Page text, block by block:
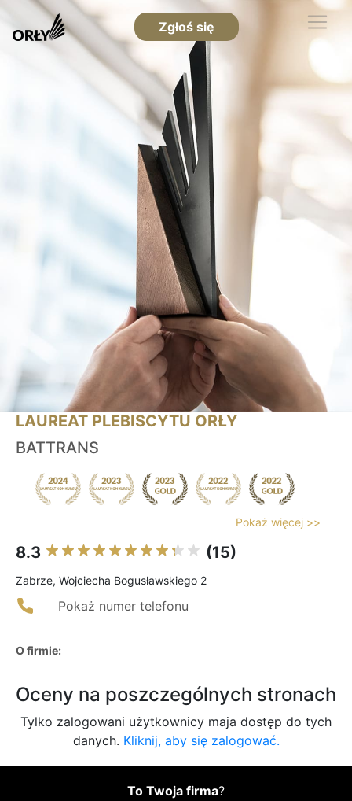
Zgłoś się
LAUREAT PLEBISCYTU ORŁY
BATTRANS
Pokaż więcej >>
8.3 (15)
Zabrze, Wojciecha Bogusławskiego 2
Pokaż numer telefonu
O firmie:
Oceny na poszczególnych stronach
Tylko zalogowani użytkownicy maja dostęp do tych
danych. Kliknij, aby się zalogować.
To Twoja firma?